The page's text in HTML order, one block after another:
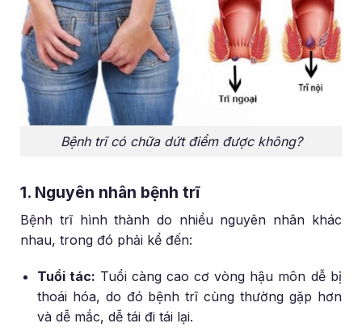
Bệnh trĩ có chữa dứt điểm được không?
1. Nguyên nhân bệnh trĩ
Bệnh trĩ hình thành do nhiều nguyên nhân khác
nhau, trong đó phải kể đến:
Tuổi tác: Tuổi càng cao cơ vòng hậu môn dễ bị
thoái hóa, do đó bệnh trĩ cùng thường gặp hơn
và dễ mắc, dễ tái đi tái lại.